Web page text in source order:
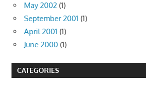
May 2002 (1)
September 2001 (1)
April 2001 (1)
June 2000 (1)
CATEGORIES